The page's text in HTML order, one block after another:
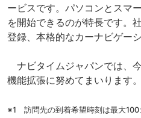
ービスです。パソコンとスマ
を開始できるのが特長です。
登録、本格的なカーナビゲー
ナビタイムジャパンでは、
機能拡張に努めてまいります。
※1 訪問先の到着希望時刻は最大100